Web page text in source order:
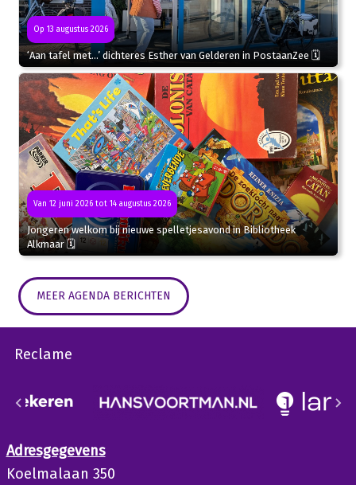
Op 13 augustus 2026
‘Aan tafel met…’ dichteres Esther van Gelderen in PostaanZee 🗓
Van 12 juni 2026 tot 14 augustus 2026
Jongeren welkom bij nieuwe spelletjesavond in Bibliotheek
Alkmaar 🗓
MEER AGENDA BERICHTEN
Reclame
Adresgegevens
Koelmalaan 350